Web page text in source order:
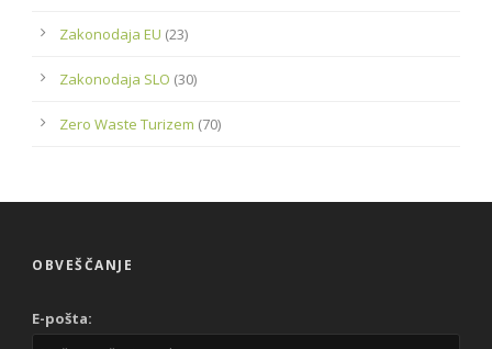
Zakonodaja EU (23)
Zakonodaja SLO (30)
Zero Waste Turizem (70)
OBVEŠČANJE
E-pošta: